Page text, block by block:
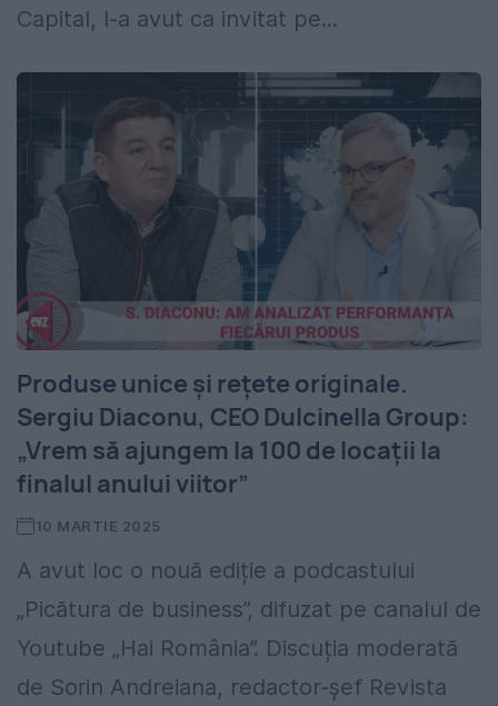
Capital, l-a avut ca invitat pe...
Produse unice și rețete originale.
Sergiu Diaconu, CEO Dulcinella Group:
„Vrem să ajungem la 100 de locații la
finalul anului viitor”
10 MARTIE 2025
A avut loc o nouă ediție a podcastului
„Picătura de business”, difuzat pe canalul de
Youtube „Hai România”. Discuția moderată
de Sorin Andreiana, redactor-șef Revista